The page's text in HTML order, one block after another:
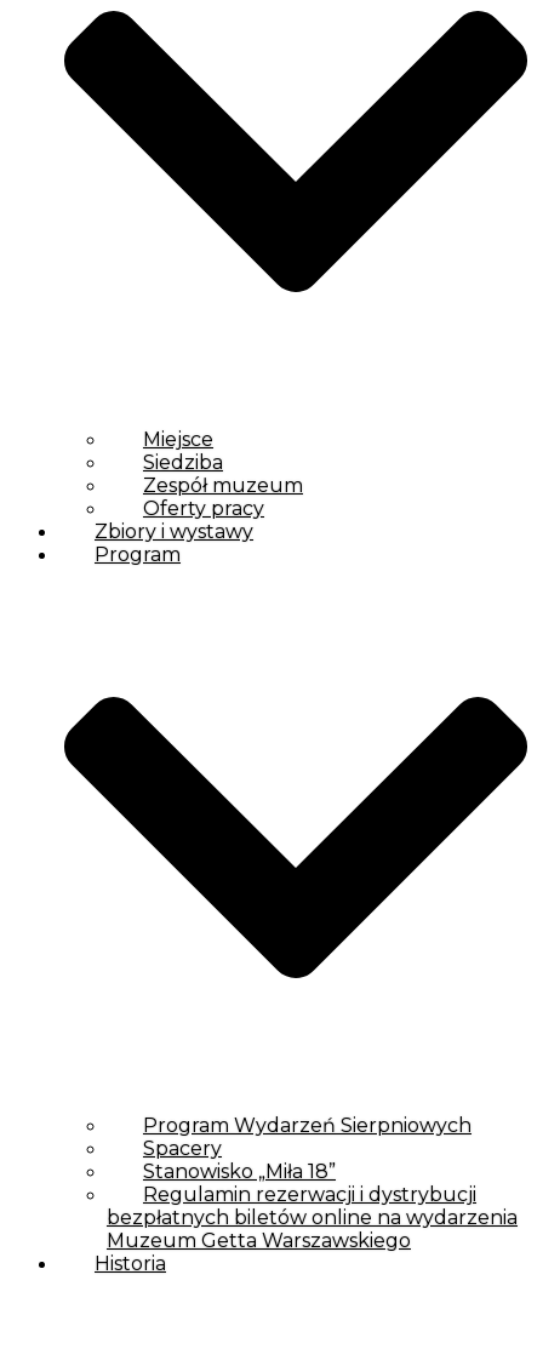
Miejsce
Siedziba
Zespół muzeum
Oferty pracy
Zbiory i wystawy
Program
Program Wydarzeń Sierpniowych
Spacery
Stanowisko „Miła 18”
Regulamin rezerwacji i dystrybucji
bezpłatnych biletów online na wydarzenia
Muzeum Getta Warszawskiego
Historia